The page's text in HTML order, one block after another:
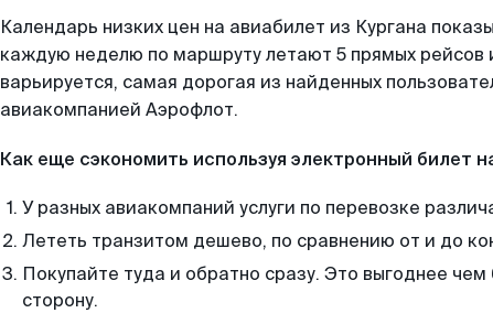
Календарь низких цен на авиабилет из Кургана
каждую неделю по маршруту летают 5 прямых рейсов
варьируется, самая дорогая из найденных
авиакомпанией Аэрофлот.
Как еще сэкономить используя электронный билет
У разных авиакомпаний услуги по перевозке
Лететь транзитом дешево, по сравнению от и до
Покупайте туда и обратно сразу. Это выгоднее
сторону.